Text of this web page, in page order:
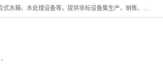
公司主营换热器.换热设备、供水设备，核心产品涵盖：管壳式换热器、换热机组、不锈钢组合式水箱、水处理设备等，提供非标设备集生产、销售、安装一体化服务，可满足全国酒店、学校、医院、商业综合体、工业项目等多场景换热与供水需求。
水处理设备